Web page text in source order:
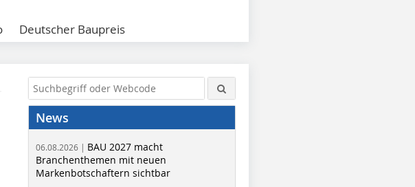
Deutscher Baupreis
News
06.08.2026 | BAU 2027 macht
Branchenthemen mit neuen
Markenbotschaftern sichtbar